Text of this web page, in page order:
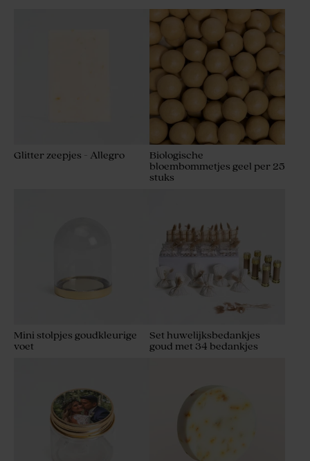
Glitter zeepjes - Allegro
Biologische
bloembommetjes geel per 25
stuks
Mini stolpjes goudkleurige
voet
Set huwelijksbedankjes
goud met 34 bedankjes